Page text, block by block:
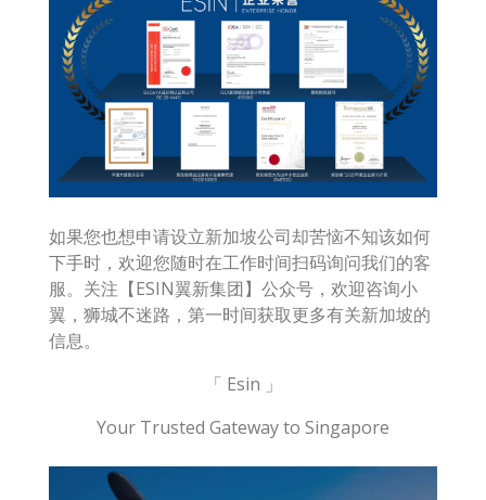
如果您也想申请设立新加坡公司却苦恼不知该如何
下手时，欢迎您随时在工作时间扫码询问我们的客
服。关注【ESIN翼新集团】公众号，欢迎咨询小
翼，狮城不迷路，第一时间获取更多有关新加坡的
信息。
「 Esin 」
Your Trusted Gateway to Singapore